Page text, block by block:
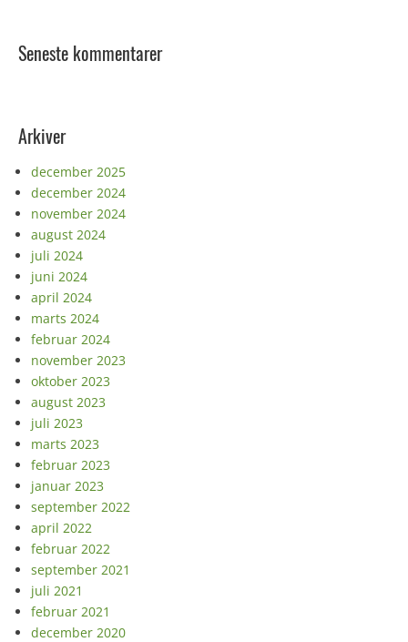
Seneste kommentarer
Arkiver
december 2025
december 2024
november 2024
august 2024
juli 2024
juni 2024
april 2024
marts 2024
februar 2024
november 2023
oktober 2023
august 2023
juli 2023
marts 2023
februar 2023
januar 2023
september 2022
april 2022
februar 2022
september 2021
juli 2021
februar 2021
december 2020